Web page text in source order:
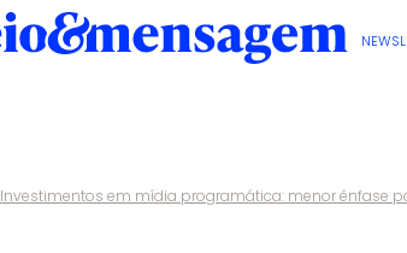
Investimentos em mídia programática: menor ênfase